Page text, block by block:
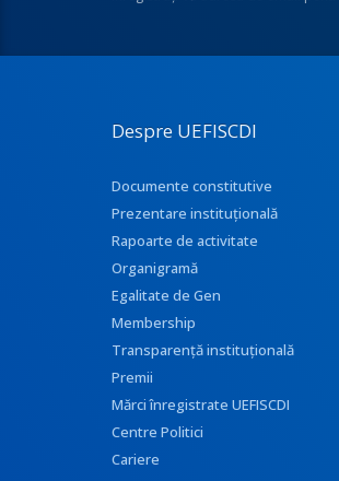
Despre UEFISCDI
Documente constitutive
Prezentare instituţională
Rapoarte de activitate
Organigramă
Egalitate de Gen
Membership
Transparenţă instituţională
Premii
Mărci înregistrate UEFISCDI
Centre Politici
Cariere